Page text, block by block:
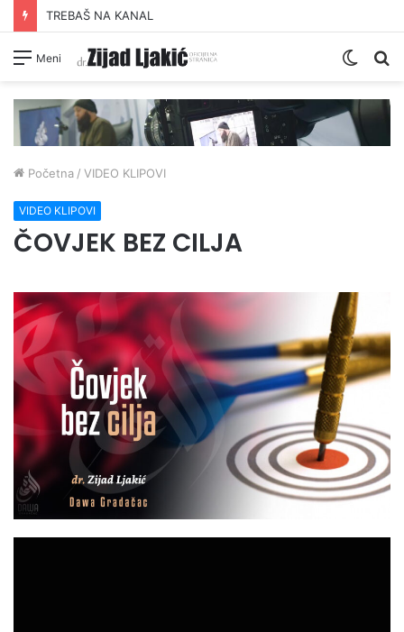
TREBAŠ NA KANAL
Meni
Switch
Početna / VIDEO KLIPOVI
VIDEO KLIPOVI
ČOVJEK BEZ CILJA